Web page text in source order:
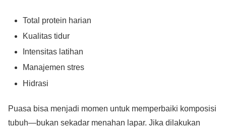
Total protein harian
Kualitas tidur
Intensitas latihan
Manajemen stres
Hidrasi
Puasa bisa menjadi momen untuk memperbaiki komposisi
tubuh—bukan sekadar menahan lapar. Jika dilakukan